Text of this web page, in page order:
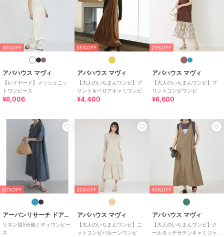
30%OFF
アバハウス マヴィ
【レイヤード】メッシュニッ
トワンピース
¥6,006
55%OFF
アバハウス マヴィ
【大人のいちまんワンピ】プ
リント＆ベロアキャミワンピ
¥4,400
29%OFF
アバハウス マヴィ
【大人のいちまんワンピ】プ
リントコンビワンピ
¥6,600
50%OFF
アーバンリサーチ ドアーズ
リネン混5分袖ミディワンピー
ス
20%OFF
アバハウス マヴィ
【大人のいちまんワンピ】ニ
ットコンビバルーンワンピ
40%OFF
アバハウス マヴィ
【大人のいちまんワンピ】ク
ールタッチサテンキャミジャ